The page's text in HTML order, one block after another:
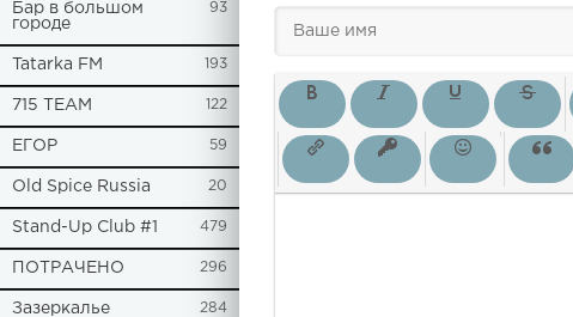
Бар в большом
городе
93
Tatarka FM 193
715 TEAM 122
ЕГОР 59
Old Spice Russia 20
Stand-Up Club #1 479
ПОТРАЧЕНО 296
Зазеркалье 284